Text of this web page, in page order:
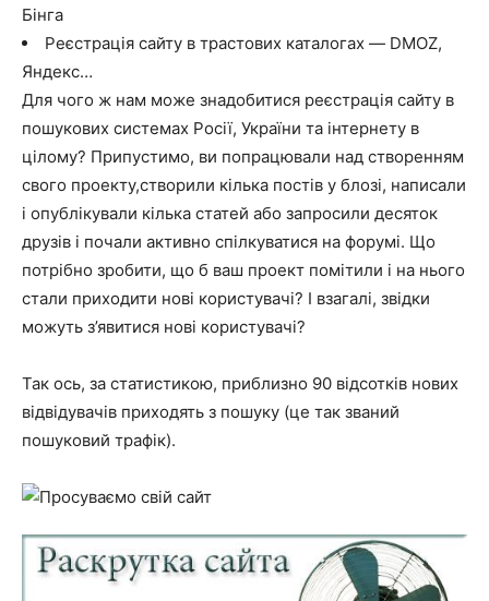
Бінга
Реєстрація сайту в трастових каталогах — DMOZ,
Яндекс…
Для чого ж нам може знадобитися реєстрація сайту в
пошукових системах Росії, України та інтернету в
цілому? Припустимо, ви попрацювали над створенням
свого проекту,створили кілька постів у блозі, написали
і опублікували кілька статей або запросили десяток
друзів і почали активно спілкуватися на форумі. Що
потрібно зробити, що б ваш проект помітили і на нього
стали приходити нові користувачі? І взагалі, звідки
можуть з’явитися нові користувачі?
Так ось, за статистикою, приблизно 90 відсотків нових
відвідувачів приходять з пошуку (це так званий
пошуковий трафік).